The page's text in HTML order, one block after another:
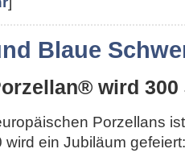
Blaue
wird 300
Porzellans
ein Jubiläum